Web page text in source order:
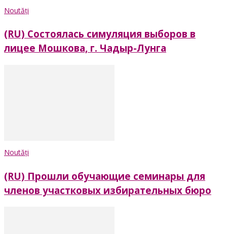
Noutăți
(RU) Состоялась симуляция выборов в
лицее Мошкова, г. Чадыр-Лунга
Noutăți
(RU) Прошли обучающие семинары для
членов участковых избирательных бюро